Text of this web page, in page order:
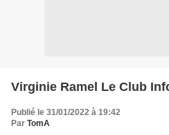
Virginie Ramel Le Club
Publié le 31/01/2022 à 19:42
Par TomA